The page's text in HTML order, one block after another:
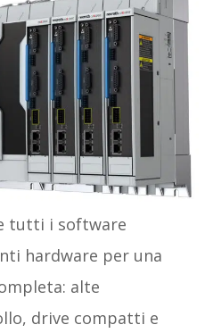
tutti i software
hardware per una
alte
drive compatti e